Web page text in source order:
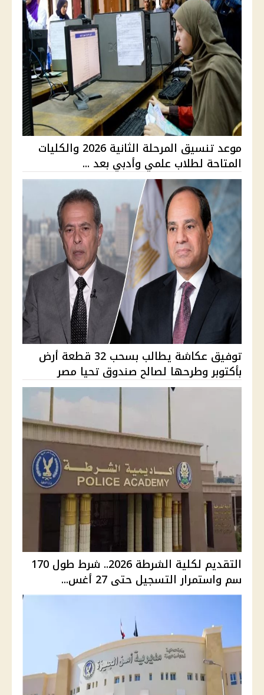
موعد تنسيق المرحلة الثانية 2026 والكليات
المتاحة لطلاب علمي وأدبي بعد ...
توفيق عكاشة يطالب بسحب 32 قطعة أرض
بأكتوبر وطرحها لصالح صندوق تحيا مصر
التقديم لكلية الشرطة 2026.. شرط طول 170
سم واستمرار التسجيل حتى 27 أغس...